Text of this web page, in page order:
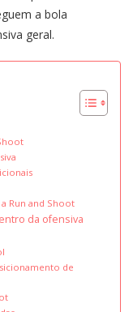
a bola
geral.
Run and Shoot
da ofensiva
de